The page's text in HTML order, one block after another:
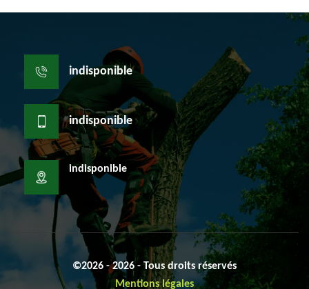
indisponible
indisponible
indisponible
©2026 - 2026 - Tous droits réservés
Mentions légales